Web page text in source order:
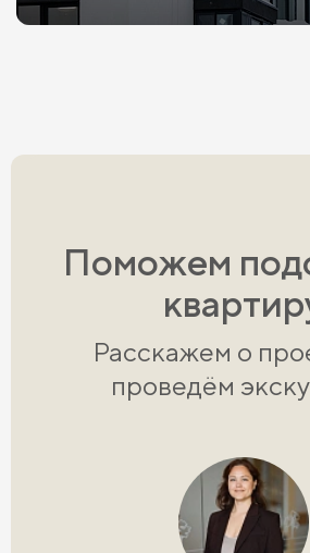
Поможем
Расскажем о
проведём